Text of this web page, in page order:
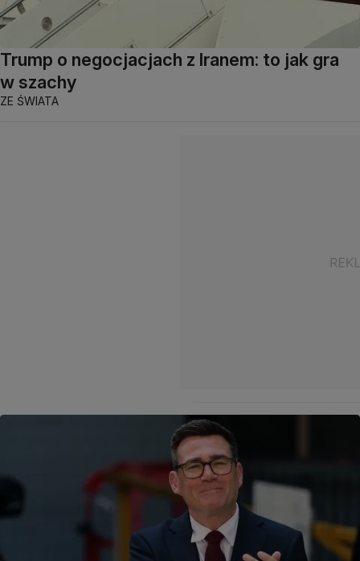
Trump o negocjacjach z Iranem: to jak gra
w szachy
ZE ŚWIATA